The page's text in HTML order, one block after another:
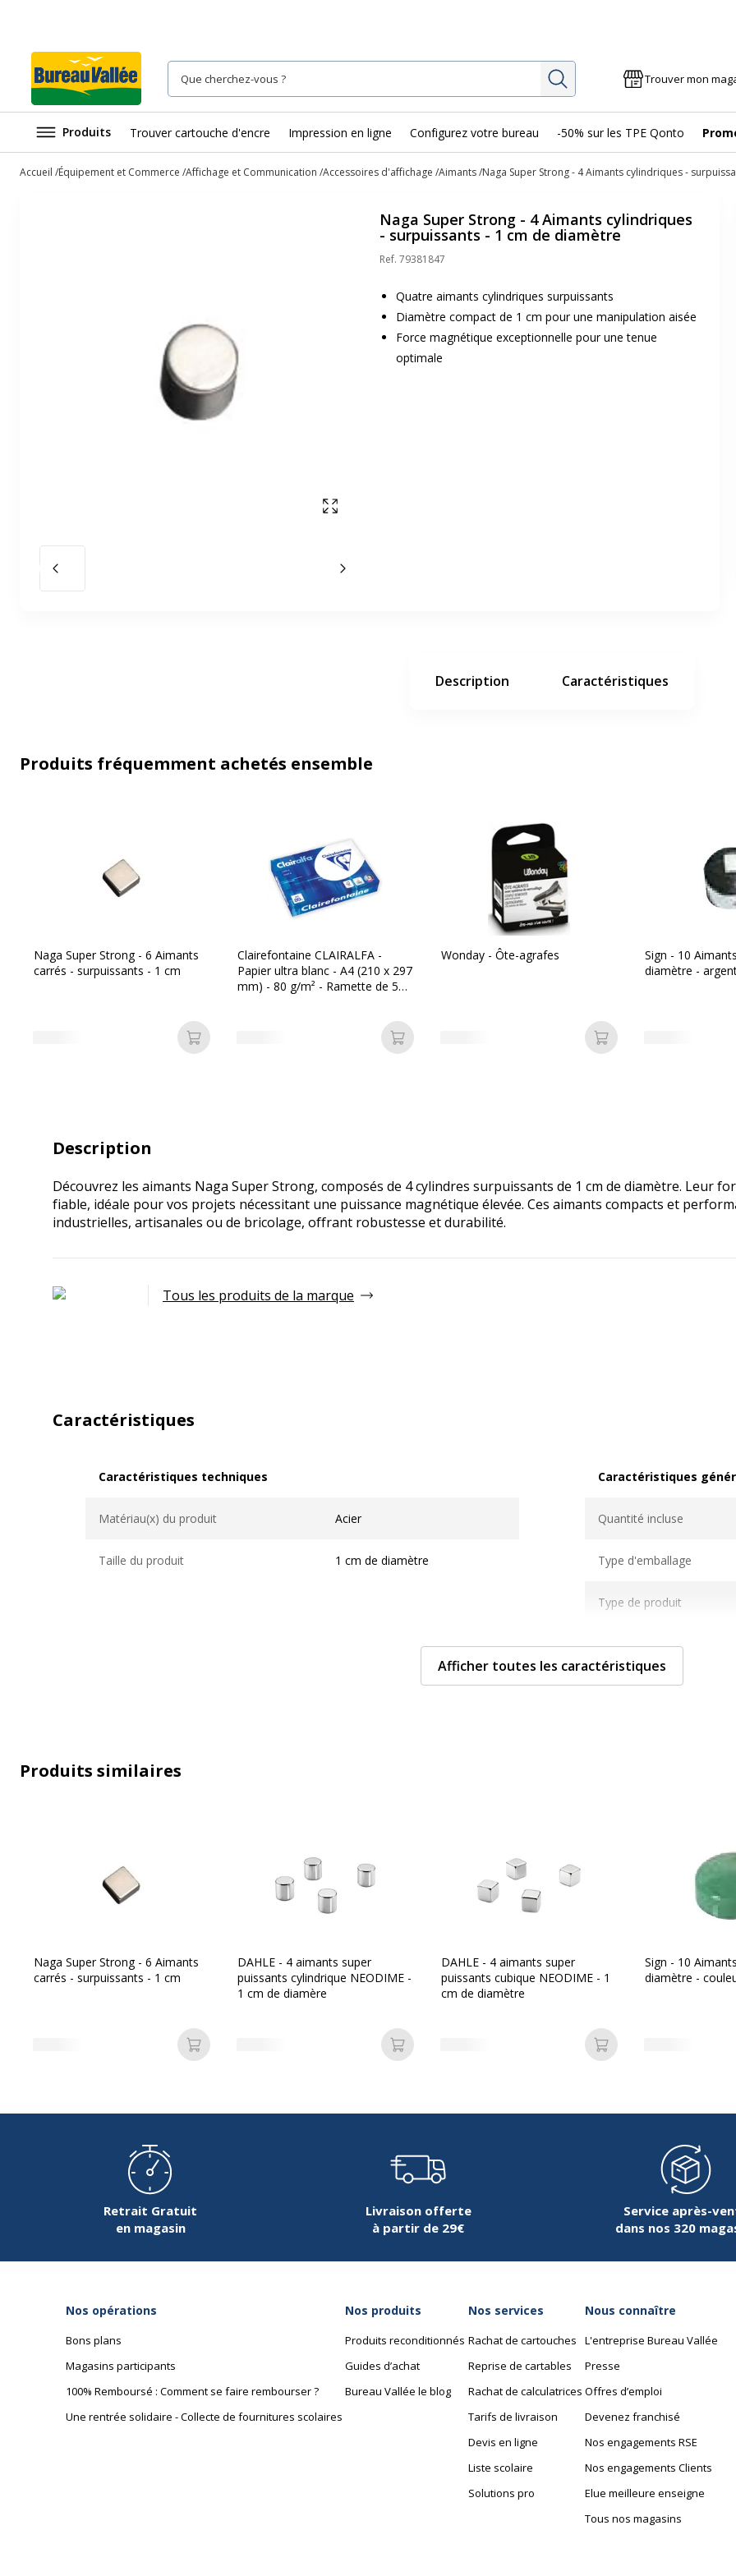
Rechercher Trouver mon
Produits Trouver cartouche d'encre Impression en ligne Configurez votre bureau -50% sur les TPE Qonto
Accueil Équipement et Commerce Affichage et Communication Accessoires d'affichage Aimants Naga Super Strong - 4 Aimants cylindriques -
Afficher en plein écran
Slide précédent Slide suivant
Naga Super Strong - 4 Aimants cylindriques
- surpuissants - 1 cm de diamètre
Ref. 79381847
Quatre aimants cylindriques surpuissants
Diamètre compact de 1 cm pour une manipulation aisée
Force magnétique exceptionnelle pour une tenue
optimale
Description Caractéristiques
Produits fréquemment achetés ensemble
Naga Super Strong - 6 Aimants
carrés - surpuissants - 1 cm
Ajouter au panier
Clairefontaine CLAIRALFA -
Papier ultra blanc - A4 (210 x 297
mm) - 80 g/m² - Ramette de 500
Ajouter au panier
Wonday - Ôte-agrafes
Ajouter au panier
Sign - 10
diamètre -
Description
Découvrez les aimants Naga Super Strong, composés de 4 cylindres surpuissants de 1 cm de diamètre. Leur
fiable, idéale pour vos projets nécessitant une puissance magnétique élevée. Ces aimants compacts et
industrielles, artisanales ou de bricolage, offrant robustesse et durabilité.
Tous les produits de la marque
Caractéristiques
Caractéristiques techniques
Matériau(x) du produit Acier
Taille du produit 1 cm de diamètre
Caractéristiques
Quantité incluse
Type d'emballage
Type de produit
Type de symbole
Données d'identification
Référence produit fabricant N21338
Afficher toutes les caractéristiques
Produits similaires
Naga Super Strong - 6 Aimants
carrés - surpuissants - 1 cm
Ajouter au panier
DAHLE - 4 aimants super
puissants cylindrique NEODIME -
1 cm de diamère
Ajouter au panier
DAHLE - 4 aimants super
puissants cubique NEODIME - 1
cm de diamètre
Ajouter au panier
Sign - 10
diamètre -
Retrait Gratuit
en magasin
Livraison offerte
à partir de 29€
Service après-
dans nos 320
Nos opérations
Bons plans
Magasins participants
100% Remboursé : Comment se faire rembourser ?
Une rentrée solidaire - Collecte de fournitures scolaires
Nos produits
Produits reconditionnés
Guides d’achat
Bureau Vallée le blog
Nos services
Rachat de cartouches
Reprise de cartables
Rachat de calculatrices
Tarifs de livraison
Devis en ligne
Liste scolaire
Solutions pro
Nous connaître
L'entreprise Bureau Vallée
Presse
Offres d’emploi
Devenez franchisé
Nos engagements RSE
Nos engagements Clients
Elue meilleure enseigne
Tous nos magasins